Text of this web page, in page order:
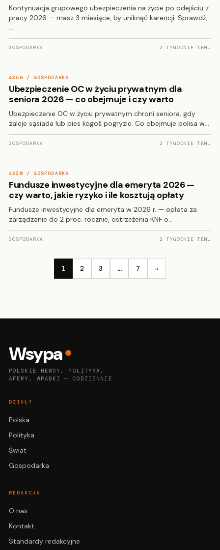
Kontynuacja grupowego ubezpieczenia na życie po odejściu z
pracy 2026 — masz 3 miesiące, by uniknąć karencji. Sprawdź,
…
GOSPODARKA 2 TYGODNIE TEMU
4359 / GOSPODARKA
Ubezpieczenie OC w życiu prywatnym dla
seniora 2026 — co obejmuje i czy warto
Ubezpieczenie OC w życiu prywatnym chroni seniora, gdy
zaleje sąsiada lub pies kogoś pogryzie. Co obejmuje polisa w…
GOSPODARKA 2 TYGODNIE TEMU
4320 / GOSPODARKA
Fundusze inwestycyjne dla emeryta 2026 —
czy warto, jakie ryzyko i ile kosztują opłaty
Fundusze inwestycyjne dla emeryta w 2026 r. — opłata za
zarządzanie do 2 proc. rocznie, ostrzeżenia KNF o…
GOSPODARKA 2 TYGODNIE TEMU
1 2 3 … 7 →
Wsypa
POLSKIE NEWSY, POLITYKA,
AFERY, WPADKI — CODZIENNIE
DZIAŁY
Polska
Polityka
Świat
Gospodarka
REDAKCJA
O nas
Kontakt
Standardy redakcyjne